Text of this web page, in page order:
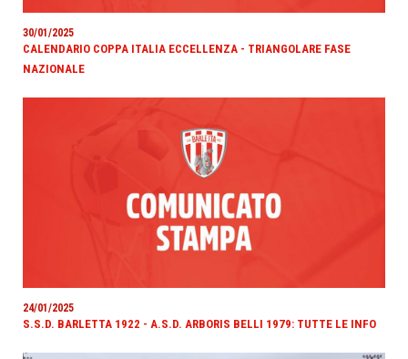
30/01/2025
CALENDARIO COPPA ITALIA ECCELLENZA - TRIANGOLARE FASE
NAZIONALE
24/01/2025
S.S.D. BARLETTA 1922 - A.S.D. ARBORIS BELLI 1979: TUTTE LE INFO